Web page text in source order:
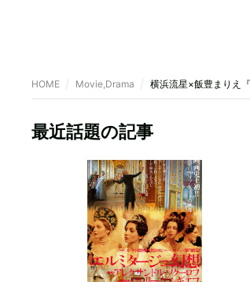
HOME Movie,Drama 横浜流星×飯豊まりえ
最近話題の記事